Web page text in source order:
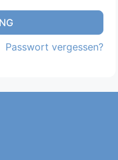
Passwort vergessen?